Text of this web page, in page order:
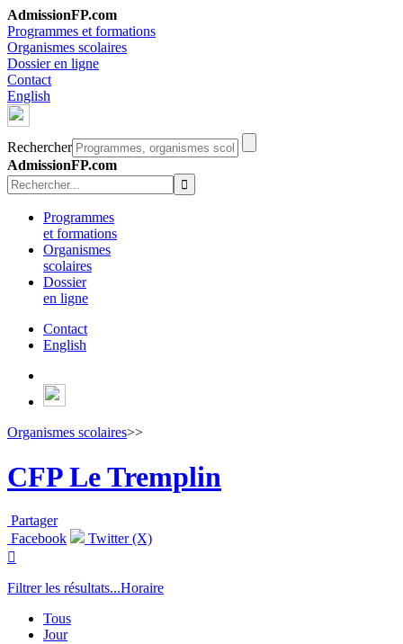
AdmissionFP.com
Programmes et formations
Organismes scolaires
Dossier en ligne
Contact
English
Rechercher
AdmissionFP.com
Programmes
et formations
Organismes
scolaires
Dossier
en ligne
Contact
English
Organismes scolaires>>
CFP Le Tremplin
Partager
Facebook
Twitter (X)

Filtrer les résultats...Horaire
Tous
Jour